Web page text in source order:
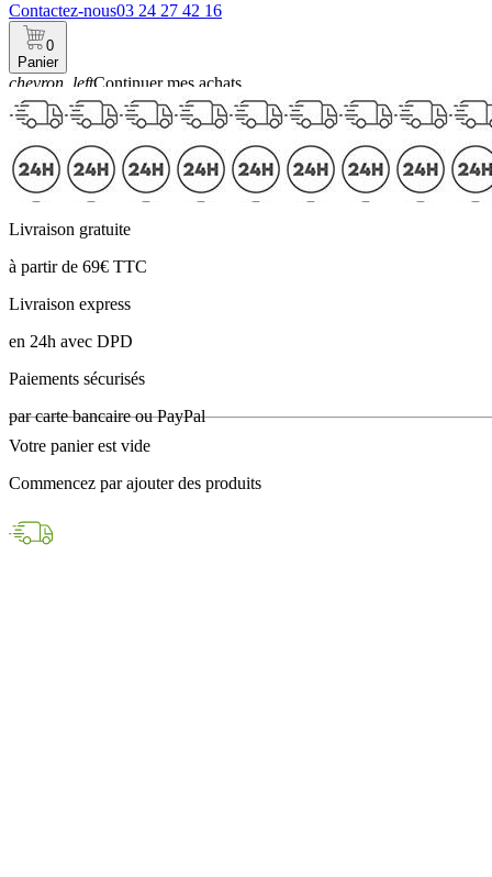
Contactez-nous03 24 27 42 16
0
Panier
chevron_leftContinuer mes achats
Panier
Livraison gratuite
à partir de 69€ TTC
Livraison express
en 24h avec DPD
Paiements sécurisés
par carte bancaire ou PayPal
Votre panier est vide
Commencez par ajouter des produits